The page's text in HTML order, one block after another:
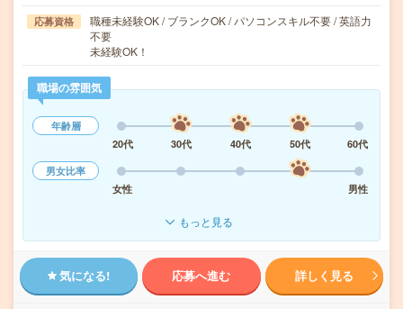
応募資格
職種未経験OK / ブランクOK / パソコンスキル不要 / 英語力
不要
未経験OK！
職場の雰囲気
年齢層
20代
30代 40代 50代
60代
男女比率
女性
男性
もっと見る
気になる! 応募へ進む 詳しく見る